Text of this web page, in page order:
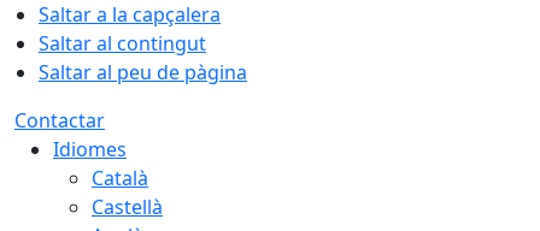
Saltar a la capçalera
Saltar al contingut
Saltar al peu de pàgina
Contactar
Idiomes
Català
Castellà